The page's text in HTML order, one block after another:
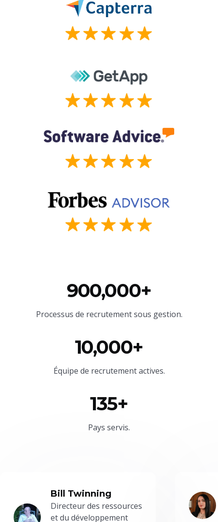
900,000+
Processus de recrutement sous gestion.
10,000+
Équipe de recrutement actives.
135+
Pays servis.
Bill Twinning
Directeur des ressources
et du développement